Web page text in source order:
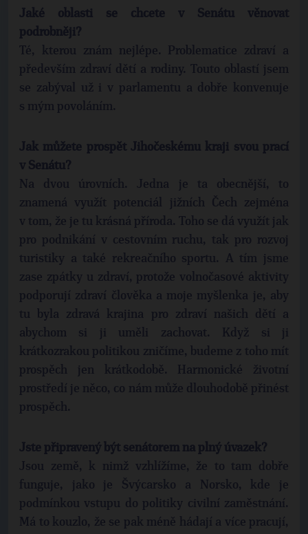
Jaké oblasti se chcete v Senátu věnovat
podrobněji?
Té, kterou znám nejlépe. Problematice zdraví a
především zdraví dětí a rodiny. Touto oblastí jsem
se zabýval už i v parlamentu a dobře konvenuje
s mým povoláním.
Jak můžete prospět Jihočeskému kraji svou prací
v Senátu?
Na dvou úrovních. Jedna je ta obecnější, to
znamená využít potenciál jižních Čech zejména
v tom, že je tu krásná příroda. Toho se dá využít jak
pro podnikání v cestovním ruchu, tak pro rozvoj
turistiky a také rekreačního sportu. A tím jsme
zase zpátky u zdraví, protože volnočasové aktivity
podporují zdraví člověka a moje myšlenka je, aby
tu byla zdravá krajina pro zdraví našich dětí a
abychom si ji uměli zachovat. Když si ji
krátkozrakou politikou zničíme, budeme z toho mít
prospěch jen krátkodobě. Harmonické životní
prostředí je něco, co nám může dlouhodobě přinést
prospěch.
Jste připravený být senátorem na plný úvazek?
Jsou země, k nimž vzhlížíme, že to tam dobře
funguje, jako je Švýcarsko a Norsko, kde je
podmínkou vstupu do politiky civilní zaměstnání.
Má to kouzlo, že se pak méně hádají a více pracují,